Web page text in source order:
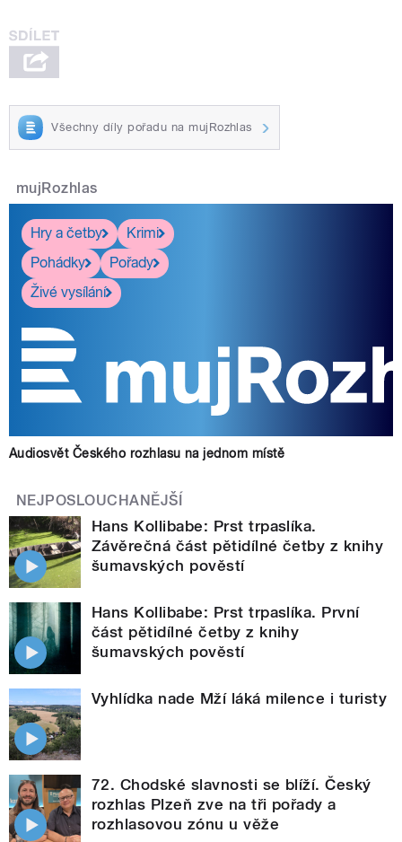
Všechny díly pořadu na mujRozhlas
mujRozhlas
Hry a četby
Krimi
Pohádky
Pořady
Živé vysílání
Audiosvět Českého rozhlasu na jednom místě
NEJPOSLOUCHANĚJŠÍ
Hans Kollibabe: Prst trpaslíka.
Závěrečná část pětidílné četby z knihy
šumavských pověstí
Hans Kollibabe: Prst trpaslíka. První
část pětidílné četby z knihy
šumavských pověstí
Vyhlídka nade Mží láká milence i turisty
72. Chodské slavnosti se blíží. Český
rozhlas Plzeň zve na tři pořady a
rozhlasovou zónu u věže